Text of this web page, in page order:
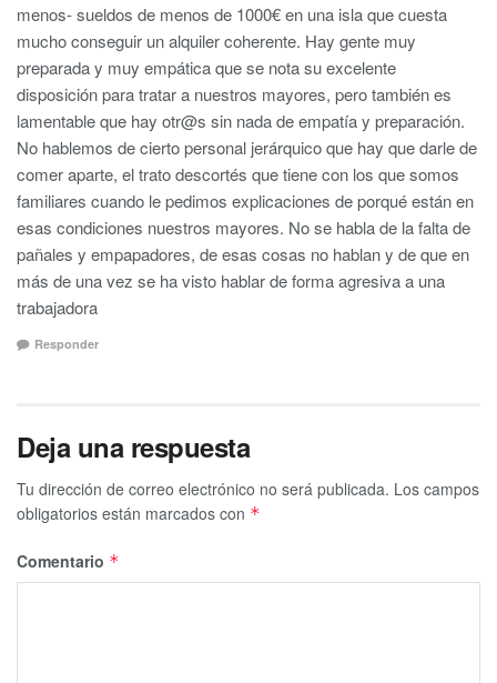
menos- sueldos de menos de 1000€ en una isla que cuesta
mucho conseguir un alquiler coherente. Hay gente muy
preparada y muy empática que se nota su excelente
disposición para tratar a nuestros mayores, pero también es
lamentable que hay otr@s sin nada de empatía y preparación.
No hablemos de cierto personal jerárquico que hay que darle de
comer aparte, el trato descortés que tiene con los que somos
familiares cuando le pedimos explicaciones de porqué están en
esas condiciones nuestros mayores. No se habla de la falta de
pañales y empapadores, de esas cosas no hablan y de que en
más de una vez se ha visto hablar de forma agresiva a una
trabajadora
Responder
Deja una respuesta
Tu dirección de correo electrónico no será publicada. Los campos
obligatorios están marcados con *
Comentario *